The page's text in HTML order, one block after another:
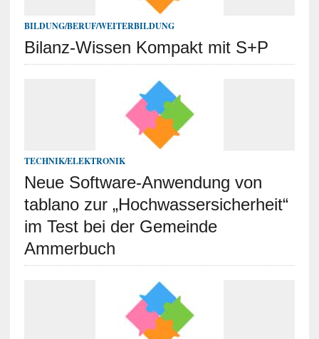
BILDUNG/BERUF/WEITERBILDUNG
Bilanz-Wissen Kompakt mit S+P
TECHNIK/ELEKTRONIK
Neue Software-Anwendung von
tablano zur „Hochwassersicherheit“
im Test bei der Gemeinde
Ammerbuch